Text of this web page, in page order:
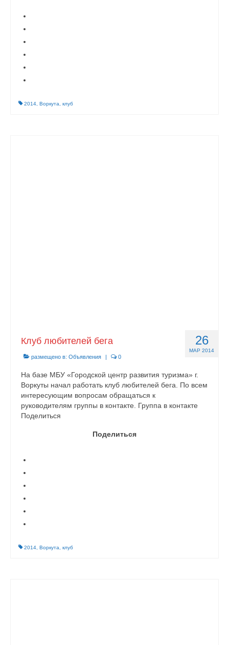
2014 Воркута клуб
26
МАР 2014
Клуб любителей бега
размещено в: Объявления | 0
На базе МБУ «Городской центр развития туризма» г.
Воркуты начал работать клуб любителей бега. По всем
интересующим вопросам обращаться к
руководителям группы в контакте. Группа в контакте
Поделиться
Поделиться
2014 Воркута клуб